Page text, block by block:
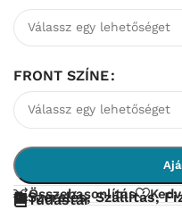
FRONT SZÍNE
Összehasonlítás
Szerelés, Szállítás,
Tudástár